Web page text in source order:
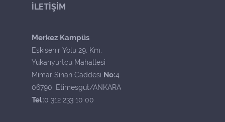
İLETİŞİM
Merkez Kampüs
Eskişehir Yolu 29. Km.
Yukarıyurtçu Mahallesi
Mimar Sinan Caddesi No:4
06790, Etimesgut/ANKARA
Tel:0 312 233 10 00